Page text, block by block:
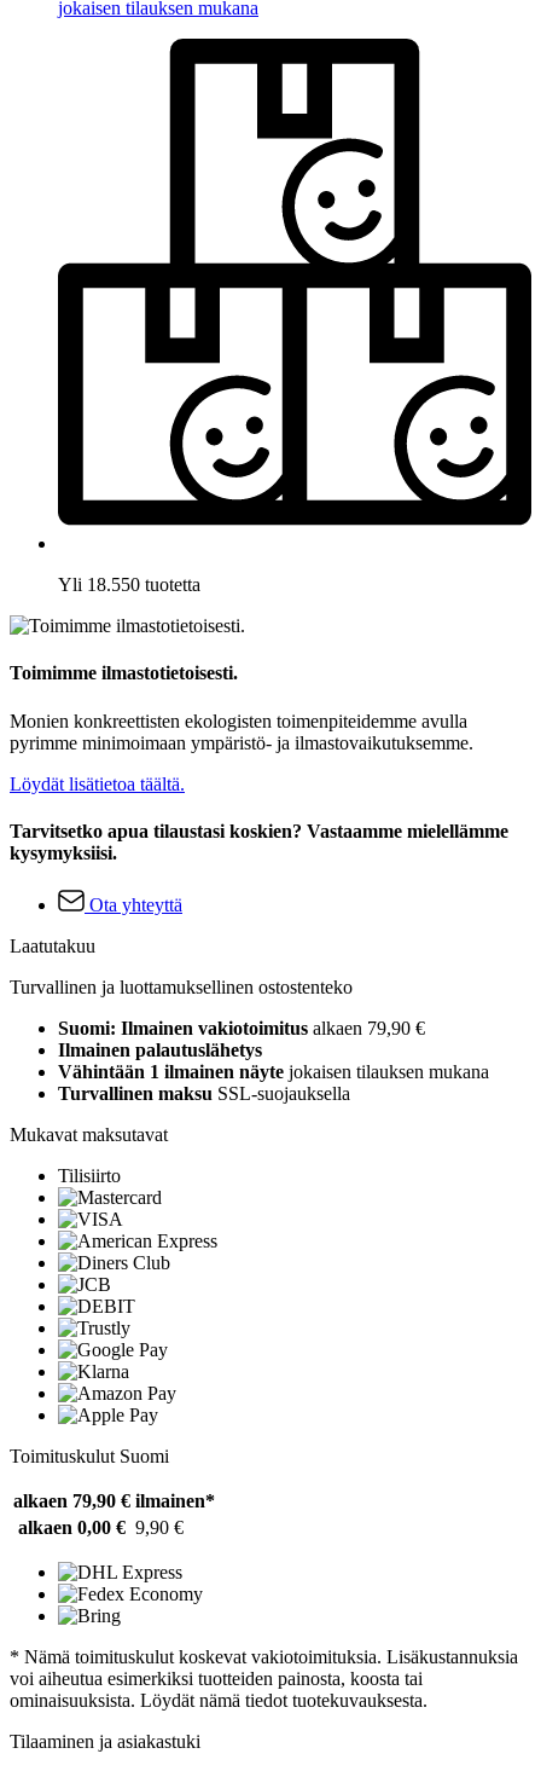
jokaisen tilauksen mukana
Yli 18.550 tuotetta
Toimimme ilmastotietoisesti.
Monien konkreettisten ekologisten toimenpiteidemme avulla
pyrimme minimoimaan ympäristö- ja ilmastovaikutuksemme.
Löydät lisätietoa täältä.
Tarvitsetko apua tilaustasi koskien? Vastaamme mielellämme
kysymyksiisi.
Ota yhteyttä
Laatutakuu
Turvallinen ja luottamuksellinen ostostenteko
Suomi: Ilmainen vakiotoimitus alkaen 79,90 €
Ilmainen palautuslähetys
Vähintään 1 ilmainen näyte jokaisen tilauksen mukana
Turvallinen maksu SSL-suojauksella
Mukavat maksutavat
Tilisiirto
Toimituskulut Suomi
alkaen 79,90 € ilmainen*
alkaen 0,00 € 9,90 €
* Nämä toimituskulut koskevat vakiotoimituksia. Lisäkustannuksia
voi aiheutua esimerkiksi tuotteiden painosta, koosta tai
ominaisuuksista. Löydät nämä tiedot tuotekuvauksesta.
Tilaaminen ja asiakastuki